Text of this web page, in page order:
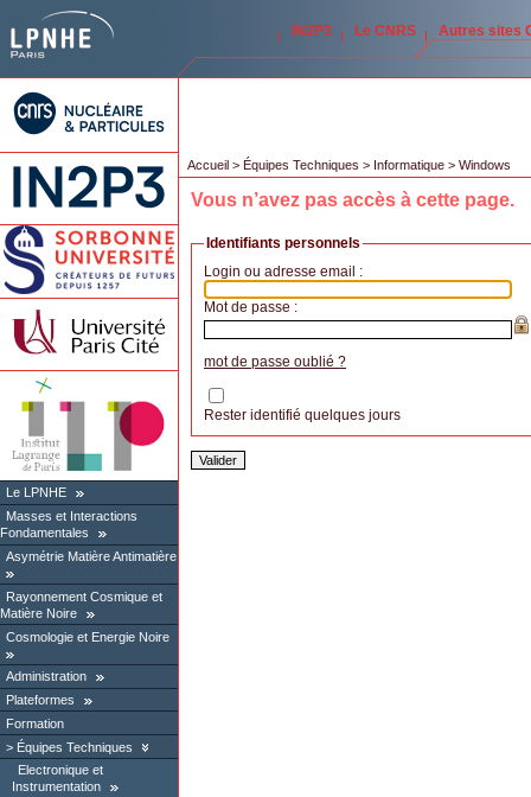
IN2P3 Le CNRS Autres sites
Le LPNHE
Masses et Interactions
Fondamentales
Asymétrie Matière Antimatière
Rayonnement Cosmique et
Matière Noire
Cosmologie et Energie Noire
Administration
Plateformes
Formation
Équipes Techniques
Electronique et
Instrumentation
Accueil > Équipes Techniques > Informatique > Windows
Vous n’avez pas accès à cette page.
Identifiants personnels
Login ou adresse email :
Mot de passe :
mot de passe oublié ?
Rester identifié quelques jours